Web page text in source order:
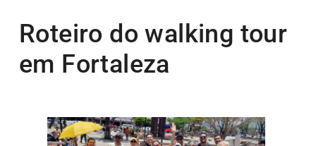
Roteiro do walking tour
em Fortaleza